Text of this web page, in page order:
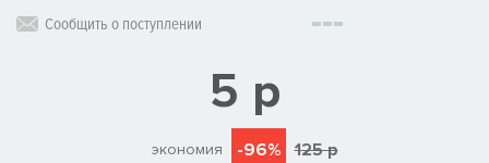
Сообщить о поступлении
5 р
экономия -96% 125 р